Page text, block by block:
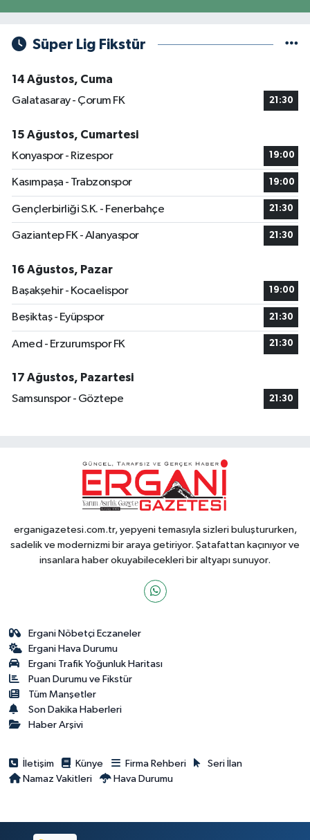
Süper Lig Fikstür
14 Ağustos, Cuma
Galatasaray - Çorum FK
21:30
15 Ağustos, Cumartesi
Konyaspor - Rizespor
19:00
Kasımpaşa - Trabzonspor 19:00
Gençlerbirliği S.K. - Fenerbahçe 21:30
Gaziantep FK - Alanyaspor 21:30
16 Ağustos, Pazar
Başakşehir - Kocaelispor
19:00
Beşiktaş - Eyüpspor 21:30
Amed - Erzurumspor FK 21:30
17 Ağustos, Pazartesi
Samsunspor - Göztepe
21:30
erganigazetesi.com.tr, yepyeni temasıyla sizleri buluştururken,
sadelik ve modernizmi bir araya getiriyor. Şatafattan kaçınıyor ve
insanlara haber okuyabilecekleri bir altyapı sunuyor.
Ergani Nöbetçi Eczaneler
Ergani Hava Durumu
Ergani Trafik Yoğunluk Haritası
Puan Durumu ve Fikstür
Tüm Manşetler
Son Dakika Haberleri
Haber Arşivi
İletişim Künye Firma Rehberi
Seri İlan
Namaz Vakitleri
Hava Durumu